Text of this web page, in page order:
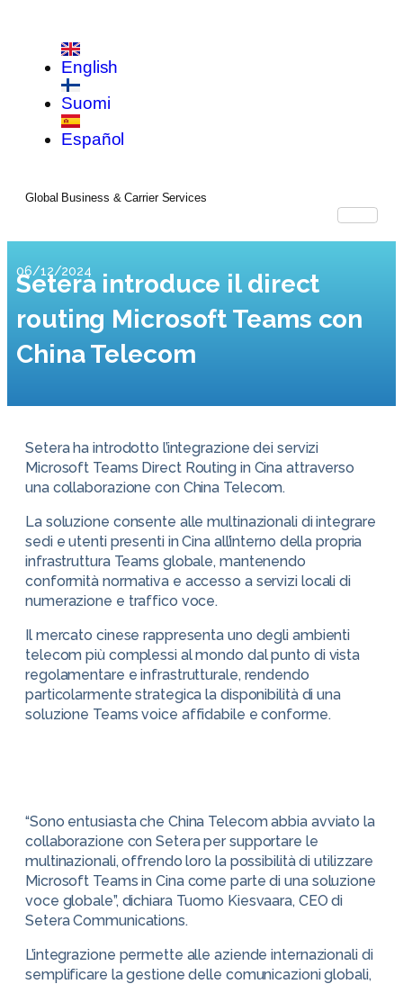
English
Suomi
Español
Global Business & Carrier Services
06/12/2024
Setera introduce il direct
routing Microsoft Teams con
China Telecom
Setera ha introdotto l’integrazione dei servizi
Microsoft Teams Direct Routing in Cina attraverso
una collaborazione con China Telecom.
La soluzione consente alle multinazionali di integrare
sedi e utenti presenti in Cina all’interno della propria
infrastruttura Teams globale, mantenendo
conformità normativa e accesso a servizi locali di
numerazione e traffico voce.
Il mercato cinese rappresenta uno degli ambienti
telecom più complessi al mondo dal punto di vista
regolamentare e infrastrutturale, rendendo
particolarmente strategica la disponibilità di una
soluzione Teams voice affidabile e conforme.
“Sono entusiasta che China Telecom abbia avviato la
collaborazione con Setera per supportare le
multinazionali, offrendo loro la possibilità di utilizzare
Microsoft Teams in Cina come parte di una soluzione
voce globale”, dichiara Tuomo Kiesvaara, CEO di
Setera Communications.
L’integrazione permette alle aziende internazionali di
semplificare la gestione delle comunicazioni globali,